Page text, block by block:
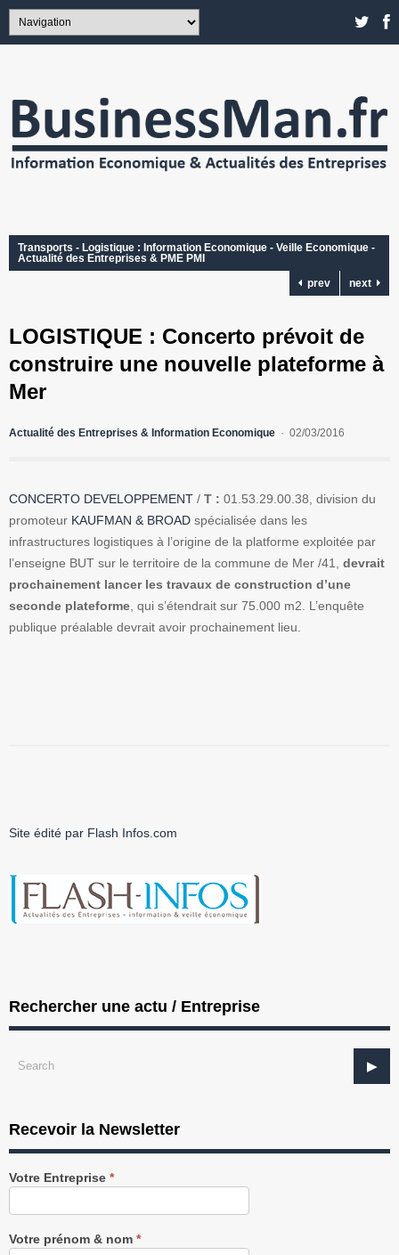
Transports - Logistique : Information Economique - Veille Economique -
Actualité des Entreprises & PME PMI
prev
next
LOGISTIQUE : Concerto prévoit de
construire une nouvelle plateforme à
Mer
Actualité des Entreprises & Information Economique 02/03/2016
CONCERTO DEVELOPPEMENT / T : 01.53.29.00.38, division du
promoteur KAUFMAN & BROAD spécialisée dans les
infrastructures logistiques à l’origine de la platforme exploitée par
l’enseigne BUT sur le territoire de la commune de Mer /41, devrait
prochainement lancer les travaux de construction d’une
seconde plateforme, qui s’étendrait sur 75.000 m2. L’enquête
publique préalable devrait avoir prochainement lieu.
Site édité par Flash Infos.com
Rechercher une actu / Entreprise
Recevoir la Newsletter
Recevez
notre
gratuitement
Votre Entreprise *
Votre prénom & nom *